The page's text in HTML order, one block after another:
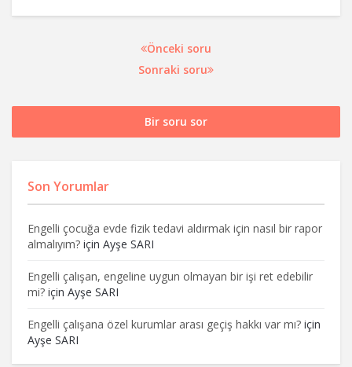
Önceki soru
Sonraki soru
Bir soru sor
Son Yorumlar
Engelli çocuğa evde fizik tedavi aldırmak için nasıl bir rapor
almalıyım? için Ayşe SARI
Engelli çalışan, engeline uygun olmayan bir işi ret edebilir
mi? için Ayşe SARI
Engelli çalışana özel kurumlar arası geçiş hakkı var mı? için
Ayşe SARI